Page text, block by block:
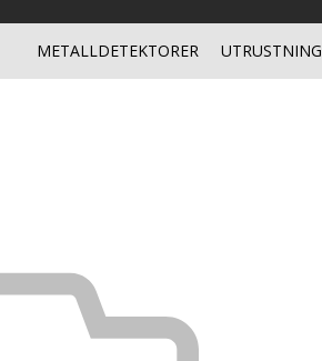
METALLDETEKTORER UTRUSTNING